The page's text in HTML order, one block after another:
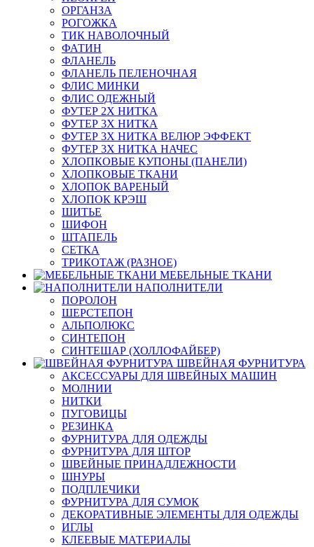
ОРГАНЗА
РОГОЖКА
ТИК НАВОЛОЧНЫЙ
ФАТИН
ФЛАНЕЛЬ
ФЛАНЕЛЬ ПЕЛЕНОЧНАЯ
ФЛИС МИНКИ
ФЛИС ОДЕЖНЫЙ
ФУТЕР 2Х НИТКА
ФУТЕР 3Х НИТКА
ФУТЕР 3Х НИТКА ВЕЛЮР ЭФФЕКТ
ФУТЕР 3Х НИТКА НАЧЕС
ХЛОПКОВЫЕ КУПОНЫ (ПАНЕЛИ)
ХЛОПКОВЫЕ ТКАНИ
ХЛОПОК ВАРЕНЫЙ
ХЛОПОК КРЭШ
ШИТЬЕ
ШИФОН
ШТАПЕЛЬ
СЕТКА
ТРИКОТАЖ (РАЗНОЕ)
МЕБЕЛЬНЫЕ ТКАНИ
НАПОЛНИТЕЛИ
ПОРОЛОН
ШЕРСТЕПОН
АЛЬПОЛЮКС
СИНТЕПОН
СИНТЕШАР (ХОЛЛОФАЙБЕР)
ШВЕЙНАЯ ФУРНИТУРА
АКСЕССУАРЫ ДЛЯ ШВЕЙНЫХ МАШИН
МОЛНИИ
НИТКИ
ПУГОВИЦЫ
РЕЗИНКА
ФУРНИТУРА ДЛЯ ОДЕЖДЫ
ФУРНИТУРА ДЛЯ ШТОР
ШВЕЙНЫЕ ПРИНАДЛЕЖНОСТИ
ШНУРЫ
ПОДПЛЕЧИКИ
ФУРНИТУРА ДЛЯ СУМОК
ДЕКОРАТИВНЫЕ ЭЛЕМЕНТЫ ДЛЯ ОДЕЖДЫ
ИГЛЫ
КЛЕЕВЫЕ МАТЕРИАЛЫ